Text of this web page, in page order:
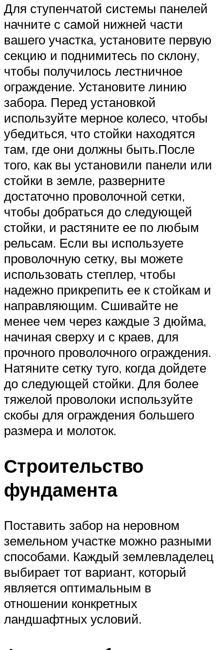
Для ступенчатой ​​системы панелей
начните с самой нижней части
вашего участка, установите первую
секцию и поднимитесь по склону,
чтобы получилось лестничное
ограждение. Установите линию
забора. Перед установкой
используйте мерное колесо, чтобы
убедиться, что стойки находятся
там, где они должны быть.После
того, как вы установили панели или
стойки в земле, разверните
достаточно проволочной сетки,
чтобы добраться до следующей
стойки, и растяните ее по любым
рельсам. Если вы используете
проволочную сетку, вы можете
использовать степлер, чтобы
надежно прикрепить ее к стойкам и
направляющим. Сшивайте не
менее чем через каждые 3 дюйма,
начиная сверху и с краев, для
прочного проволочного ограждения.
Натяните сетку туго, когда дойдете
до следующей стойки. Для более
тяжелой проволоки используйте
скобы для ограждения большего
размера и молоток.
Строительство
фундамента
Поставить забор на неровном
земельном участке можно разными
способами. Каждый землевладелец
выбирает тот вариант, который
является оптимальным в
отношении конкретных
ландшафтных условий.